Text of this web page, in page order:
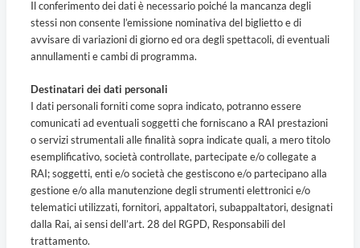
Il conferimento dei dati è necessario poiché la mancanza degli
stessi non consente l’emissione nominativa del biglietto e di
avvisare di variazioni di giorno ed ora degli spettacoli, di eventuali
annullamenti e cambi di programma.
Destinatari dei dati personali
I dati personali forniti come sopra indicato, potranno essere
comunicati ad eventuali soggetti che forniscano a RAI prestazioni
o servizi strumentali alle finalità sopra indicate quali, a mero titolo
esemplificativo, società controllate, partecipate e/o collegate a
RAI; soggetti, enti e/o società che gestiscono e/o partecipano alla
gestione e/o alla manutenzione degli strumenti elettronici e/o
telematici utilizzati, fornitori, appaltatori, subappaltatori, designati
dalla Rai, ai sensi dell’art. 28 del RGPD, Responsabili del
trattamento.